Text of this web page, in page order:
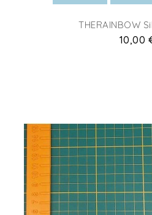
THERAINBOW
Pret
10,00